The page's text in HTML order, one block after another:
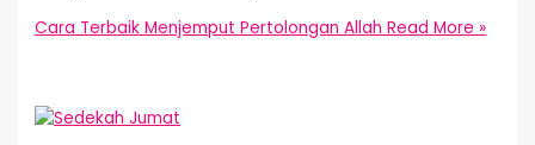
Cara Terbaik Menjemput Pertolongan Allah Read More »